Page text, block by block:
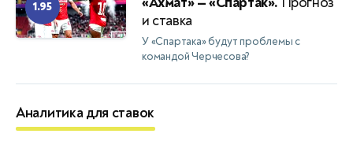
1.95
и ставка
У «Спартака» будут проблемы с
командой Черчесова?
Аналитика для ставок